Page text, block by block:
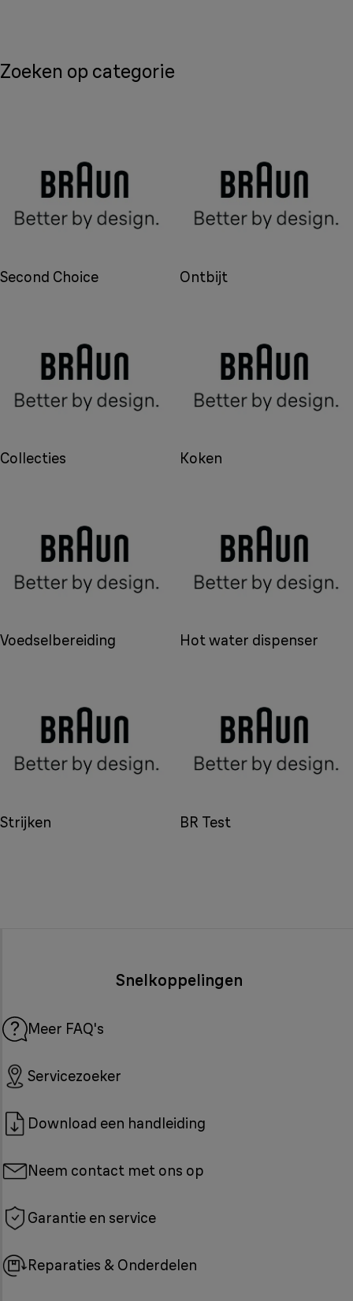
Zoeken op categorie
Second Choice Ontbijt
Collecties Koken
Voedselbereiding Hot water dispenser
Strijken BR Test
Snelkoppelingen
Meer FAQ's
Servicezoeker
Download een handleiding
Neem contact met ons op
Garantie en service
Reparaties & Onderdelen